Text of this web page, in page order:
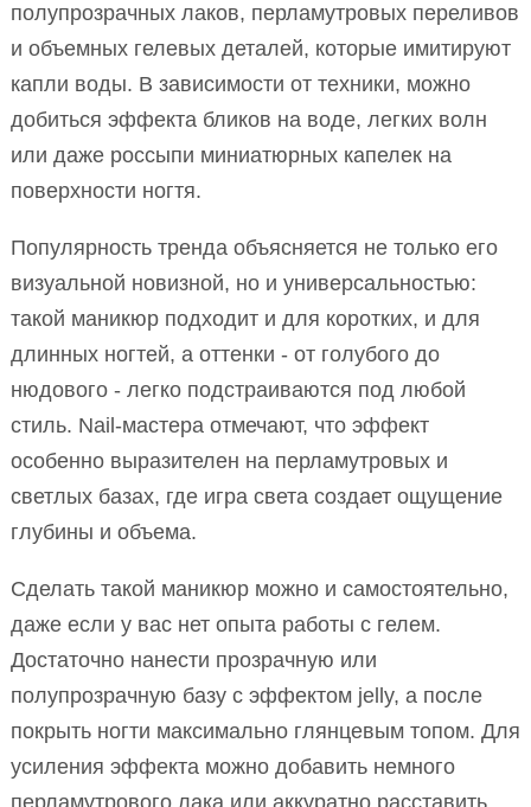
полупрозрачных лаков, перламутровых переливов
и объемных гелевых деталей, которые имитируют
капли воды. В зависимости от техники, можно
добиться эффекта бликов на воде, легких волн
или даже россыпи миниатюрных капелек на
поверхности ногтя.
Популярность тренда объясняется не только его
визуальной новизной, но и универсальностью:
такой маникюр подходит и для коротких, и для
длинных ногтей, а оттенки - от голубого до
нюдового - легко подстраиваются под любой
стиль. Nail-мастера отмечают, что эффект
особенно выразителен на перламутровых и
светлых базах, где игра света создает ощущение
глубины и объема.
Сделать такой маникюр можно и самостоятельно,
даже если у вас нет опыта работы с гелем.
Достаточно нанести прозрачную или
полупрозрачную базу с эффектом jelly, а после
покрыть ногти максимально глянцевым топом. Для
усиления эффекта можно добавить немного